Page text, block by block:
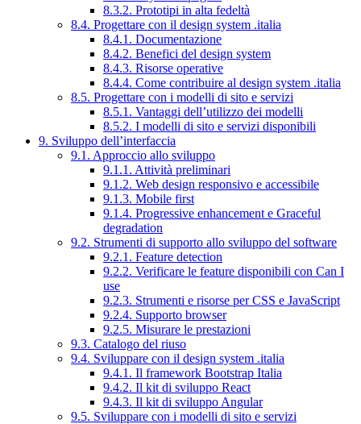
8.3.2. Prototipi in alta fedeltà
8.4. Progettare con il design system .italia
8.4.1. Documentazione
8.4.2. Benefici del design system
8.4.3. Risorse operative
8.4.4. Come contribuire al design system .italia
8.5. Progettare con i modelli di sito e servizi
8.5.1. Vantaggi dell’utilizzo dei modelli
8.5.2. I modelli di sito e servizi disponibili
9. Sviluppo dell’interfaccia
9.1. Approccio allo sviluppo
9.1.1. Attività preliminari
9.1.2. Web design responsivo e accessibile
9.1.3. Mobile first
9.1.4. Progressive enhancement e Graceful
degradation
9.2. Strumenti di supporto allo sviluppo del software
9.2.1. Feature detection
9.2.2. Verificare le feature disponibili con Can I
use
9.2.3. Strumenti e risorse per CSS e JavaScript
9.2.4. Supporto browser
9.2.5. Misurare le prestazioni
9.3. Catalogo del riuso
9.4. Sviluppare con il design system .italia
9.4.1. Il framework Bootstrap Italia
9.4.2. Il kit di sviluppo React
9.4.3. Il kit di sviluppo Angular
9.5. Sviluppare con i modelli di sito e servizi